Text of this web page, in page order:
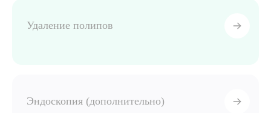
Удаление полипов
Эндоскопия (дополнительно)